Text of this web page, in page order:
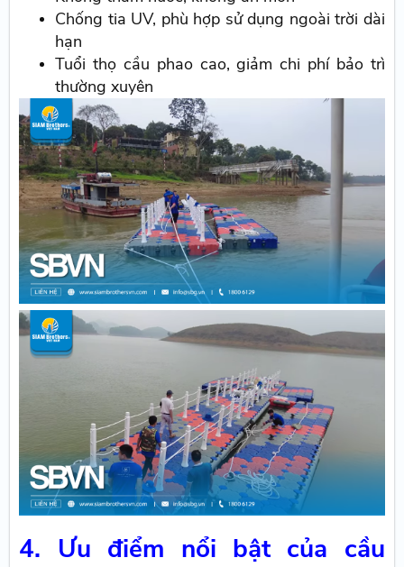
Chống tia UV, phù hợp sử dụng ngoài trời dài
hạn
Tuổi thọ cầu phao cao, giảm chi phí bảo trì
thường xuyên
4. Ưu điểm nổi bật của cầu